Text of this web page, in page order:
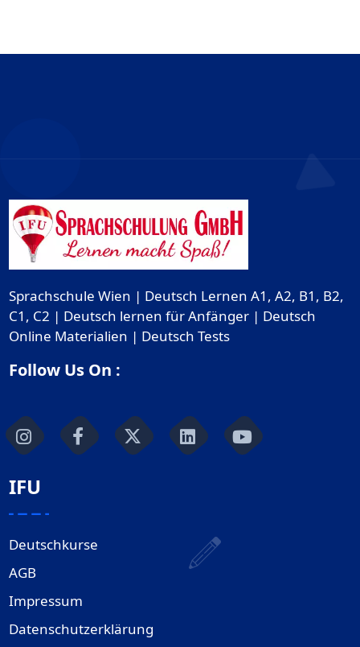
Sprachschule Wien | Deutsch Lernen A1, A2, B1, B2,
C1, C2 | Deutsch lernen für Anfänger | Deutsch
Online Materialien | Deutsch Tests
Follow Us On :
IFU
Deutschkurse
AGB
Impressum
Datenschutzerklärung